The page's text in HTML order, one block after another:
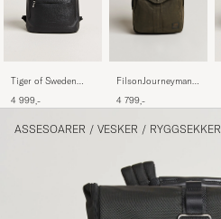
Tiger of Sweden
Leather Backpack
4 999,-
FilsonJourneyman
Green
4 799,-
ASSESOARER / VESKER / RYGGSEKKER